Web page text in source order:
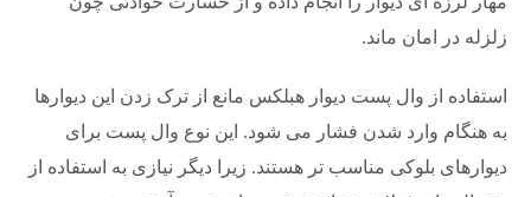
زلزله در امان ماند.
استفاده از وال پست دیوار هبلکس مانع از ترک زدن این دیوارها
به هنگام وارد شدن فشار می شود. این نوع وال پست برای
دیوارهای بلوکی مناسب تر هستند. زیرا دیگر نیازی به استفاده از